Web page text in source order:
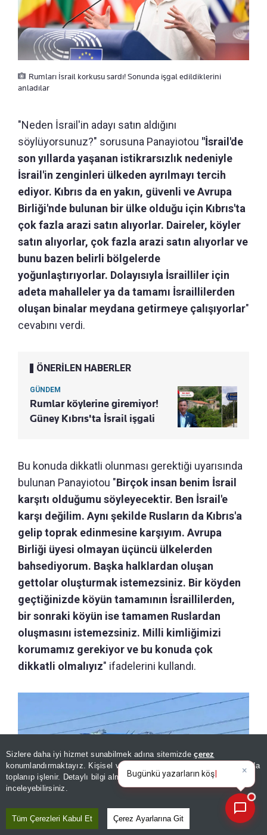
Sizlere daha iyi hizmet sunabilmek adına sitemizdeçerez
konumlandırmaktayız. Kişisel verileriniz, KVKK ve GDPR kapsamında
toplanıp işlenir. Detaylı bilgi almak içinAydınlatma Metnimizi
inceleyebilirsiniz.
Tüm Çerezleri Kabul Et Çerez Ayarlarına Git
Rumları İsrail korkusu sardı! Sonunda işgal edildiklerini
anladılar
"Neden İsrail'in adayı satın aldığını
söylüyorsunuz?" sorusuna Panayiotou "İsrail'de
son yıllarda yaşanan istikrarsızlık nedeniyle
İsrail'in zenginleri ülkeden ayrılmayı tercih
ediyor. Kıbrıs da en yakın, güvenli ve Avrupa
Birliği'nde bulunan bir ülke olduğu için Kıbrıs'ta
çok fazla arazi satın alıyorlar. Daireler, köyler
satın alıyorlar, çok fazla arazi satın alıyorlar ve
bunu bazen belirli bölgelerde
yoğunlaştırıyorlar. Dolayısıyla İsrailliler için
adeta mahalleler ya da tamamı İsraillilerden
oluşan binalar meydana getirmeye çalışıyorlar"
cevabını verdi.
ÖNERİLEN HABERLER
GÜNDEM
Rumlar köylerine giremiyor!
Güney Kıbrıs'ta İsrail işgali
Bu konuda dikkatli olunması gerektiği uyarısında
bulunan Panayiotou "Birçok insan benim İsrail
karşıtı olduğumu söyleyecektir. Ben İsrail'e
karşı değilim. Aynı şekilde Rusların da Kıbrıs'a
gelip toprak edinmesine karşıyım. Avrupa
Birliği üyesi olmayan üçüncü ülkelerden
bahsediyorum. Başka halklardan oluşan
gettolar oluşturmak istemezsiniz. Bir köyden
geçtiğinizde köyün tamamının İsraillilerden,
bir sonraki köyün ise tamamen Ruslardan
oluşmasını istemezsiniz. Milli kimliğimizi
korumamız gerekiyor ve bu konuda çok
dikkatli olmalıyız" ifadelerini kullandı.
×
Bugünkü yazarların köşe
yazılarını özetleyin!